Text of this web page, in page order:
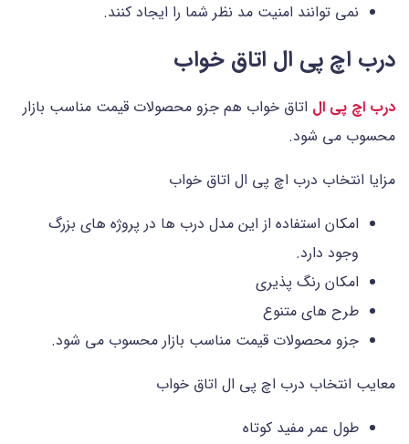
نمی توانند امنیت مد نظر شما را ایجاد کنند.
درب اچ پی ال اتاق خواب
درب اچ پی ال اتاق خواب هم جزو محصولات قیمت مناسب بازار
محسوب می شود.
مزایا انتخاب درب اچ پی ال اتاق خواب
امکان استفاده از این مدل درب ها در پروژه های بزرگ
وجود دارد.
امکان رنگ پذیری
طرح های متنوع
جزو محصولات قیمت مناسب بازار محسوب می شود.
معایب انتخاب درب اچ پی ال اتاق خواب
طول عمر مفید کوتاه